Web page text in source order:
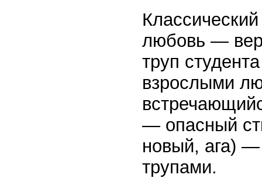
любовь —
труп
взрослыми
— опасный
новый, ага)
трупами.